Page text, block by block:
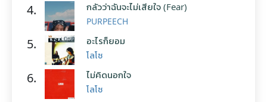
4. กลัวว่าฉันจะไม่เสียใจ (Fear)
PURPEECH
5. อะไรก็ยอม
โลโซ
6. ไม่คิดนอกใจ
โลโซ